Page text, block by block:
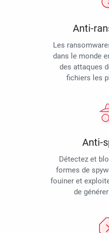
Anti-
Les
dans le monde
des attaques
fichiers les
Anti-
Détectez et
formes de
fouiner et
de